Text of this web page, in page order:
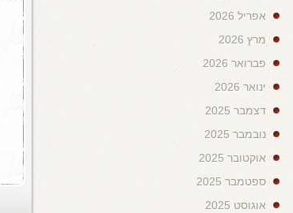
אפריל 2026
מרץ 2026
פברואר 2026
ינואר 2026
דצמבר 2025
נובמבר 2025
אוקטובר 2025
ספטמבר 2025
אוגוסט 2025